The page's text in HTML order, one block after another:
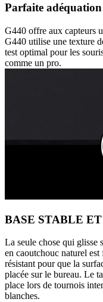
Parfaite
G440 offre aux capteurs
G440 utilise une texture
test optimal pour les
comme un pro.
BASE STABLE
La seule chose qui glisse
en caoutchouc naturel
résistant pour que la
placée sur le bureau. Le
place lors de tournois
blanches.